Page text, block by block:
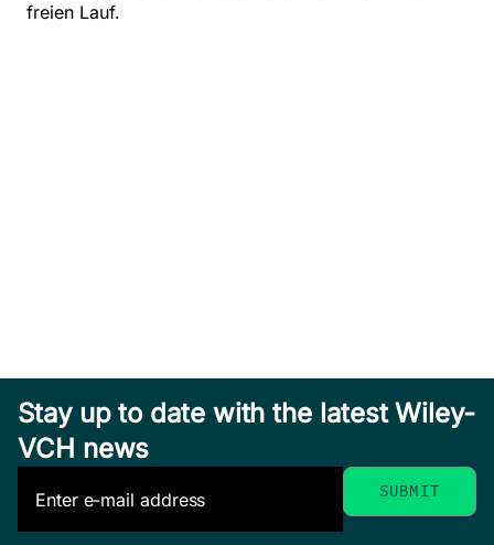
freien Lauf.
Stay up to date with the latest Wiley-
VCH news